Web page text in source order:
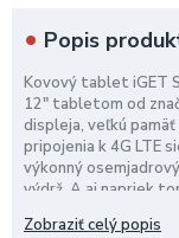
Popis
Kovový tablet iGET
12" tabletom od
displeja, veľkú
pripojenia k 4G LTE
výkonný
výdrž. A aj napriek
Zobraziť celý popis